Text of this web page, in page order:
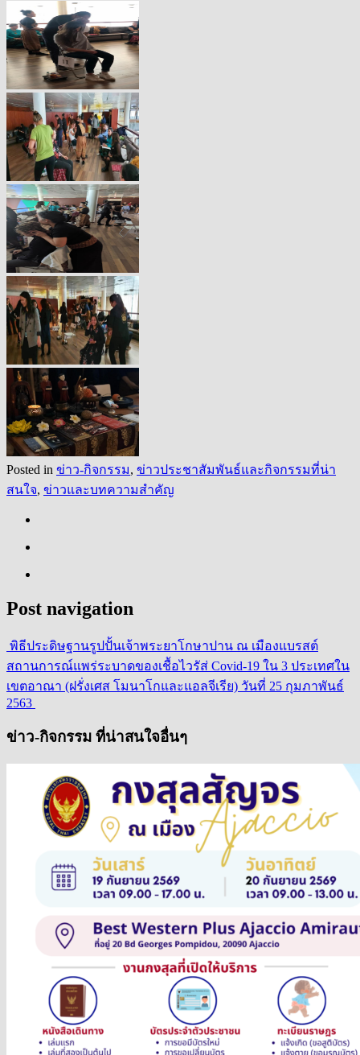
Posted in ข่าว-กิจกรรม, ข่าวประชาสัมพันธ์และกิจกรรมที่น่า
สนใจ, ข่าวและบทความสำคัญ
Post navigation
พิธีประดิษฐานรูปปั้นเจ้าพระยาโกษาปาน ณ เมืองแบรสต์
สถานการณ์แพร่ระบาดของเชื้อไวรัส่ Covid-19 ใน 3 ประเทศใน
เขตอาณา (ฝรั่งเศส โมนาโกและแอลจีเรีย) วันที่ 25 กุมภาพันธ์
2563
ข่าว-กิจกรรม ที่น่าสนใจอื่นๆ